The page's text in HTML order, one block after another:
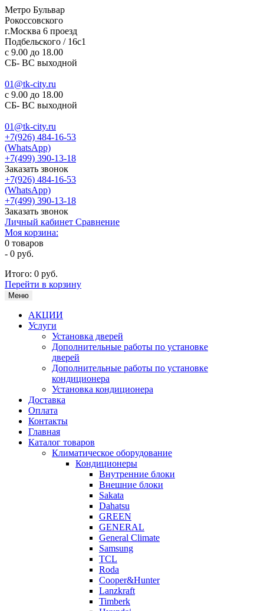
Метро Бульвар
Рокоссовского
г.Москва 6 проезд
Подбельского / 16с1
c 9.00 до 18.00
СБ- ВС выходной
01@tk-city.ru
c 9.00 до 18.00
СБ- ВС выходной
01@tk-city.ru
+7(926) 484-16-53
(WhatsApp)
+7(499) 390-13-18
Заказать звонок
+7(926) 484-16-53
(WhatsApp)
+7(499) 390-13-18
Заказать звонок
Личный кабинет Сравнение
Моя корзина:
0 товаров
- 0 руб.
Итого: 0 руб.
Перейти в корзину
Меню
АКЦИИ
Услуги
Установка дверей
Дополнительные работы по установке
дверей
Дополнительные работы по установке
кондиционера
Установка кондиционера
Доставка
Оплата
Контакты
Главная
Каталог товаров
Климатическое оборудование
Кондиционеры
Внутренние блоки
Внешние блоки
Sakata
Dahatsu
GREEN
GENERAL
General Climate
Samsung
TCL
Roda
Cooper&Hunter
Lanzkraft
Timberk